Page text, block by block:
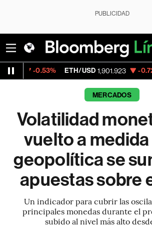
PUBLICIDAD
ETH/USD 1,901.923 -0.72% Visa
MERCADOS
Volatilidad
vuelto a
geopolítica se
apuestas sobre
Un indicador para cubrir las
principales monedas durante el
subido al nivel más alto